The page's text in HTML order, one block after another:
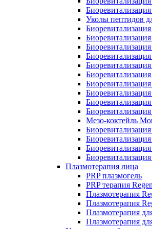
Уколы пептидов
Мезо-коктейль
Плазмотерапия лица
PRP плазмогель
PRP терапия
Плазмотерапия
Плазмотерапия
Плазмотерапия
Плазмотерапия